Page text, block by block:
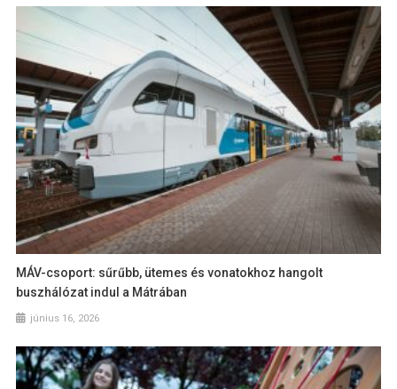
MÁV-csoport: sűrűbb, ütemes és vonatokhoz hangolt
buszhálózat indul a Mátrában
június 16, 2026